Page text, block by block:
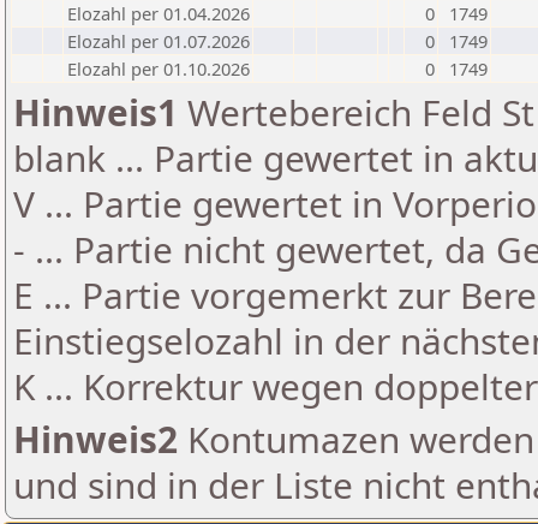
Elozahl per 01.04.2026
0
1749
Elozahl per 01.07.2026
0
1749
Elozahl per 01.10.2026
0 1749
Hinweis1 Wertebereich Feld
blank ... Partie gewertet in
V ... Partie gewertet in
- ... Partie nicht gewertet, da
E ... Partie vorgemerkt zur
Einstiegselozahl in der
K ... Korrektur wegen
Hinweis2 Kontumazen
und sind in der Liste nicht